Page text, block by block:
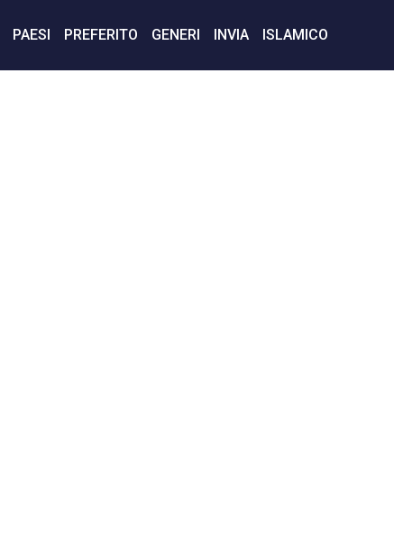
PAESI PREFERITO GENERI INVIA ISLAMICO